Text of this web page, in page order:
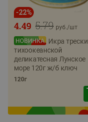
-22%
5.79
4.49 руб./шт
Икра трески
тихоокеанской
деликатесная Лунское
море 120г ж/б ключ
120г